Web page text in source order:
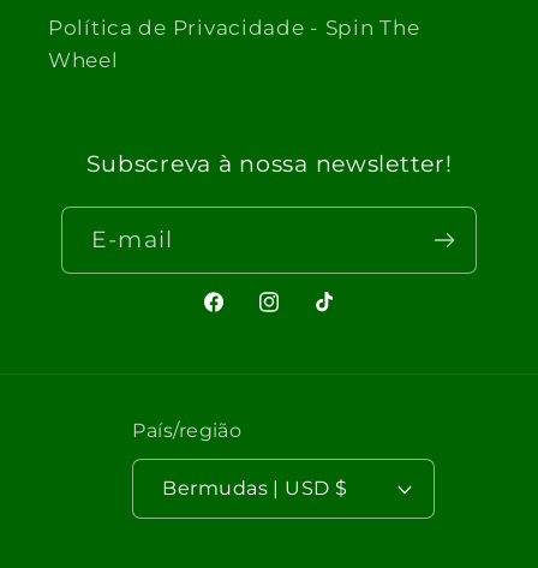
Política de Privacidade - Spin The
Wheel
Subscreva à nossa newsletter!
E-mail
FacebookInstagram
TikTok
País/região
Bermudas | USD $